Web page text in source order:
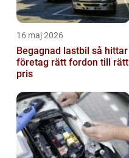
16 maj 2026
Begagnad lastbil så hittar
företag rätt fordon till rätt
pris